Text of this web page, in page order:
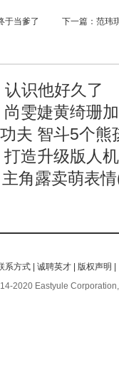
于当爹了 下一篇： 范玮
识他好久了
尚雯婕黄绮珊
夫 智斗5个熊
打造升级版人
角露卖萌表
系方式 |诚聘英才 版权声明
2020 Eastyule